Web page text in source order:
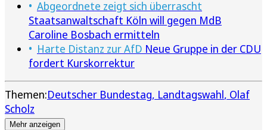
Abgeordnete zeigt sich überrascht
Staatsanwaltschaft Köln will gegen MdB
Caroline Bosbach ermitteln
Harte Distanz zur AfD Neue Gruppe in der CDU
fordert Kurskorrektur
Themen:Deutscher Bundestag Landtagswahl Olaf
Scholz
Mehr anzeigen